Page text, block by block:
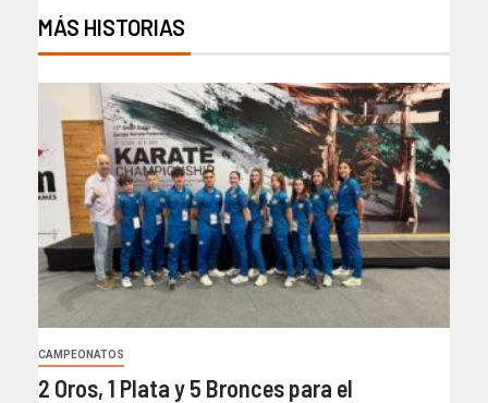
MÁS HISTORIAS
CAMPEONATOS
2 Oros, 1 Plata y 5 Bronces para el